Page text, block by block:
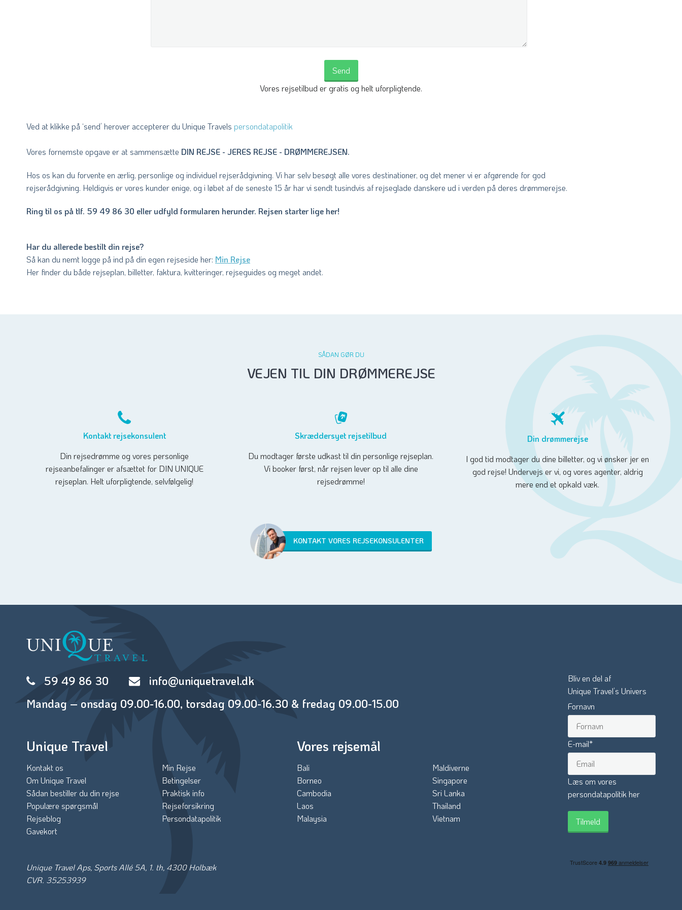
Vores rejsetilbud er gratis og helt uforpligtende.
Ved at klikke på ‘send’ herover accepterer du Unique Travels persondatapolitik
Vores fornemste opgave er at sammensætte DIN REJSE - JERES REJSE - DRØMMEREJSEN.
Hos os kan du forvente en ærlig, personlige og individuel rejserådgivning. Vi har selv besøgt alle vores destinationer, og det mener vi er afgørende for god
rejserådgivning. Heldigvis er vores kunder enige, og i løbet af de seneste 15 år har vi sendt tusindvis af rejseglade danskere ud i verden på deres drømmerejse.
Ring til os på tlf. 59 49 86 30 eller udfyld formularen herunder. Rejsen starter lige her!
Har du allerede bestilt din rejse?
Så kan du nemt logge på ind på din egen rejseside her: Min Rejse
Her finder du både rejseplan, billetter, faktura, kvitteringer, rejseguides og meget andet.
SÅDAN GØR DU
VEJEN TIL DIN DRØMMEREJSE
Kontakt rejsekonsulent
Din rejsedrømme og vores personlige
rejseanbefalinger er afsættet for DIN UNIQUE
rejseplan. Helt uforpligtende, selvfølgelig!
Skræddersyet rejsetilbud
Du modtager første udkast til din personlige rejseplan.
Vi booker først, når rejsen lever op til alle dine
rejsedrømme!
Din drømmerejse
I god tid modtager du dine billetter, og vi ønsker jer en
god rejse! Undervejs er vi, og vores agenter, aldrig
mere end et opkald væk.
KONTAKT VORES REJSEKONSULENTER
59 49 86 30
info@uniquetravel.dk
Mandag – onsdag 09.00-16.00, torsdag 09.00-16.30 & fredag 09.00-15.00
Unique Travel
Kontakt os
Om Unique Travel
Sådan bestiller du din rejse
Populære spørgsmål
Rejseblog
Gavekort
Min Rejse
Betingelser
Praktisk info
Rejseforsikring
Persondatapolitik
Unique Travel Aps, Sports Allé 5A, 1. th, 4300 Holbæk
CVR. 35253939
Vores rejsemål
Bali
Borneo
Cambodia
Laos
Malaysia
Maldiverne
Singapore
Sri Lanka
Thailand
Vietnam
Bliv en del af
Unique Travel’s Univers
Fornavn
E-mail*
Læs om vores
persondatapolitik her